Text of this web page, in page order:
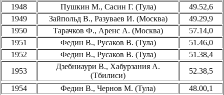
1948
Пушкин М., Сасин Г. (Тула)
49.52,6
1949
Зайпольд В., Разуваев И. (Москва)
49.29,9
1950
Тарачков Ф., Аренс А. (Москва)
57.14,0
1951
Федин В., Русаков В. (Тула)
51.46,0
1952
Федин В., Русаков В. (Тула)
51.38,4
1953
Дзебниаури В., Хабурзания А.
(Тбилиси)
52.38,5
1954 Федин В., Чернов М. (Тула)
48.00,1